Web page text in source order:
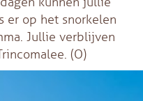
er op het snorkelen
Jullie verblijven
(O)